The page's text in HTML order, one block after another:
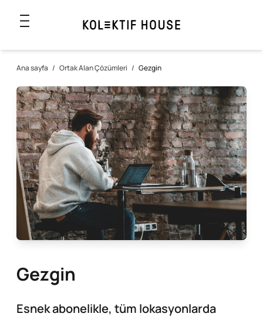
Ana sayfa / Ortak Alan Çözümleri / Gezgin
Gezgin
Esnek abonelikle, tüm lokasyonlarda